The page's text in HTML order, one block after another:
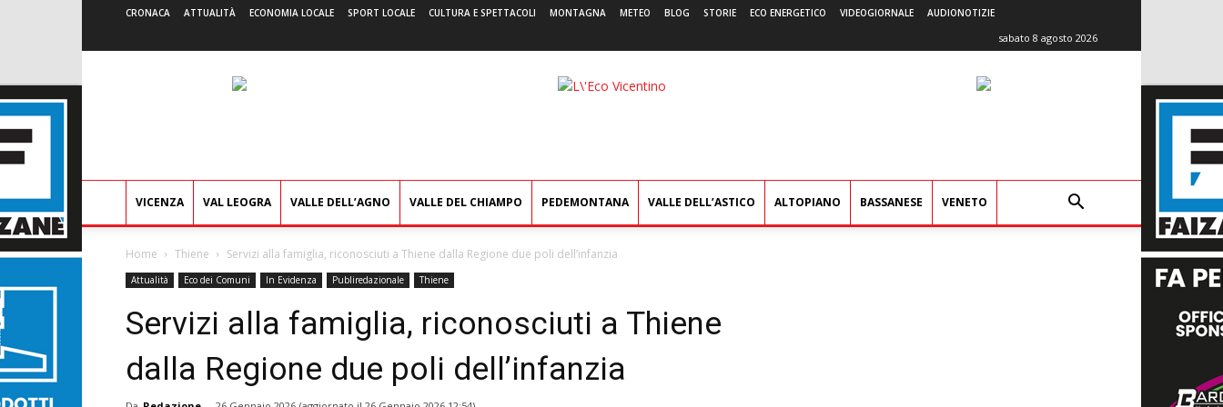
CRONACA ATTUALITÀ ECONOMIA LOCALE SPORT LOCALE CULTURA E SPETTACOLI MONTAGNA METEO BLOG STORIE ECO ENERGETICO VIDEOGIORNALE AUDIONOTIZIE
sabato 8 agosto 2026
L'Eco
VICENZA VAL LEOGRA VALLE DELL’AGNO VALLE DEL CHIAMPO PEDEMONTANA VALLE DELL’ASTICO ALTOPIANO BASSANESE VENETO
Home Thiene Servizi alla famiglia, riconosciuti a Thiene dalla Regione due poli dell’infanzia
Attualità Eco dei Comuni In Evidenza Publiredazionale Thiene
Servizi alla famiglia, riconosciuti a Thiene
dalla Regione due poli dell’infanzia